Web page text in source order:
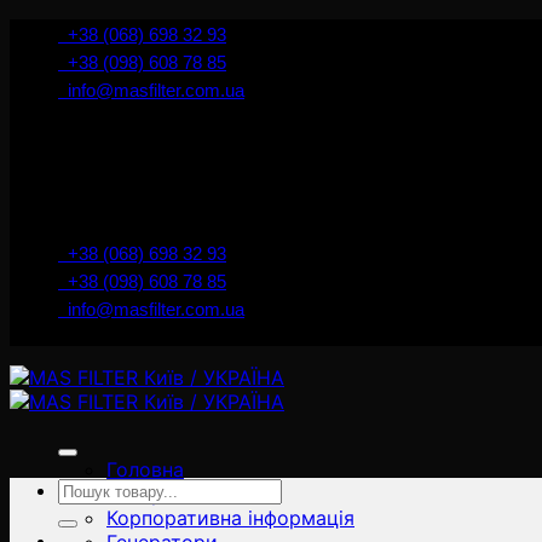
İçeriğe+38 (068) 698 32 93
+38 (098) 608 78 85
info@masfilter.com.ua
+38 (068) 698 32 93
+38 (098) 608 78 85
info@masfilter.com.ua
Головна
Товари
Корпоративна інформація
Ara: